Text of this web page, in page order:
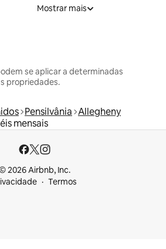
Mostrar mais
se aplicar a determinadas
propriedades.
Pensilvânia Allegheny
mensais
2026 Airbnb, Inc.
Termos